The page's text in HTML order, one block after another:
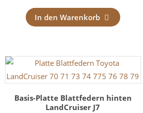
In den Warenkorb
Basis-Platte Blattfedern hinten
LandCruiser J7